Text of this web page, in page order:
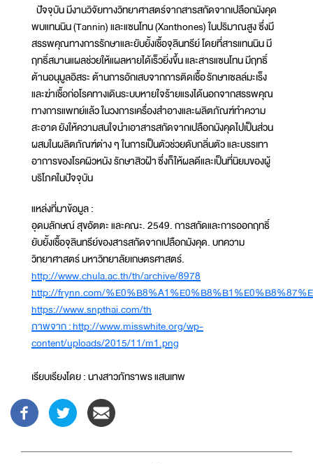
ปัจจุบัน มีงานวิจัยทางวิทยาศาสตร์จากสารสกัดจากเปลือกมังคุด
พบแทนนิน (Tannin) และแซนโทน (Xanthones) ในปริมาณสูง ซึ่งมี
สรรพคุณทางการรักษาและยับยั้งเชื้อจุลินทรีย์ โดยที่สารแทนนิน มี
ฤทธิ์สมานแผลช่วยให้แผลหายได้เร็วยิ่งขึ้น และสารแซนโทน มีฤทธิ์
ต้านอนุมูลอิสระ ต้านการอักเสบจากการติดเชื้อ รักษาเซลล์มะเร็ง
และฆ่าเชื้อก่อโรคทางเดินระบบหายใจร้ายแรงได้นอกจากสรรพคุณ
ทางการแพทย์แล้ว ในวงการเครื่องสำอางและผลิตภัณฑ์ทำความ
สะอาด ยังให้ความสนใจนำเอาสารสกัดจากเปลือกมังคุดไปเป็นส่วน
ผสมในผลิตภัณฑ์ต่าง ๆ ในการเป็นตัวช่วยดับกลิ่นตัว และบรรเทา
อาการของโรคผิวหนัง รักษาสิวฝ้า ซึ่งก็ให้ผลดีและเป็นที่นิยมของผู้
บริโภคในปัจจุบัน
แหล่งที่มาข้อมูล :
อุดมลักษณ์ สุขอัตตะ และคณะ. 2549. การสกัดและการออกฤทธิ์
ยับยั้งเชื้อจุลินทรีย์ของสารสกัดจากเปลือกมังคุด. บทความ
วิทยาศาสตร์ มหาวิทยาลัยเกษตรศาสตร์.
http://www.chula.ac.th/th/archive/8978
http://frynn.com/
https://www.snpthai.com/th
ภาพจาก :http://www.misswhite.org/wp-
content/uploads/2015/11/m1.png
เรียบเรียงโดย : นางสาวภัทราพร แสนเทพ